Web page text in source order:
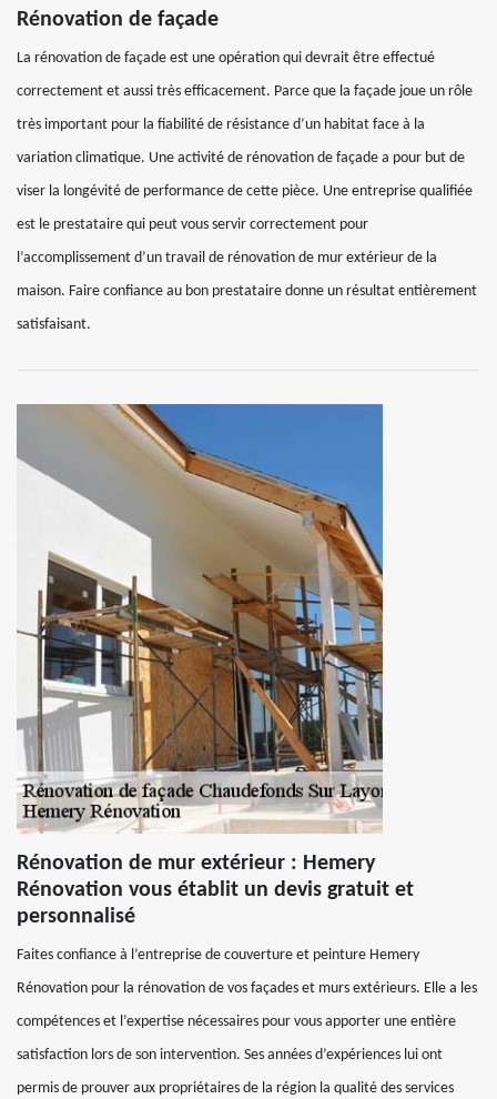
Rénovation de façade
La rénovation de façade est une opération qui devrait être effectué
correctement et aussi très efficacement. Parce que la façade joue un rôle
très important pour la fiabilité de résistance d’un habitat face à la
variation climatique. Une activité de rénovation de façade a pour but de
viser la longévité de performance de cette pièce. Une entreprise qualifiée
est le prestataire qui peut vous servir correctement pour
l’accomplissement d’un travail de rénovation de mur extérieur de la
maison. Faire confiance au bon prestataire donne un résultat entièrement
satisfaisant.
Rénovation de mur extérieur : Hemery
Rénovation vous établit un devis gratuit et
personnalisé
Faites confiance à l’entreprise de couverture et peinture Hemery
Rénovation pour la rénovation de vos façades et murs extérieurs. Elle a les
compétences et l’expertise nécessaires pour vous apporter une entière
satisfaction lors de son intervention. Ses années d’expériences lui ont
permis de prouver aux propriétaires de la région la qualité des services